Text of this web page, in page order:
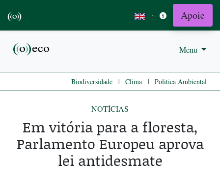
· Apoie
Menu
Biodiversidade | Clima | Politica Ambiental
NOTÍCIAS
Em vitória para a floresta,
Parlamento Europeu aprova
lei antidesmate